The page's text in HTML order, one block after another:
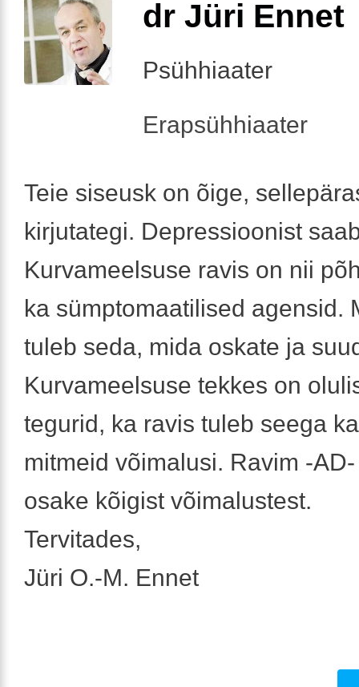
dr Jüri Ennet
Psühhiaater
Erapsühhiaater
Teie siseusk on õige,
kirjutategi. Depressioonist
Kurvameelsuse ravis on nii
ka sümptomaatilised agensid.
tuleb seda, mida oskate ja
Kurvameelsuse tekkes on
tegurid, ka ravis tuleb seega
mitmeid võimalusi. Ravim -
osake kõigist võimalustest.
Tervitades,
Jüri O.-M. Ennet